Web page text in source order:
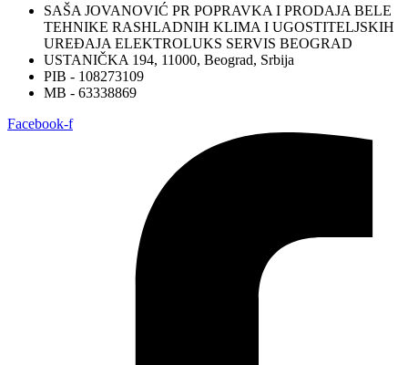
SAŠA JOVANOVIĆ PR POPRAVKA I PRODAJA BELE
TEHNIKE RASHLADNIH KLIMA I UGOSTITELJSKIH
UREĐAJA ELEKTROLUKS SERVIS BEOGRAD
USTANIČKA 194, 11000, Beograd, Srbija
PIB - 108273109
MB - 63338869
Facebook-f